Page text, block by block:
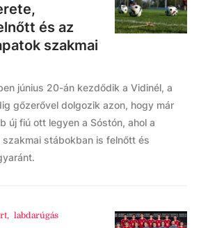
és az
szakmai
június 20-án kezdődik a Vidinél, a
gőzerővel dolgozik azon, hogy már
új fiú ott legyen a Sóstón, ahol a
stábokban is felnőtt és
, labdarúgás